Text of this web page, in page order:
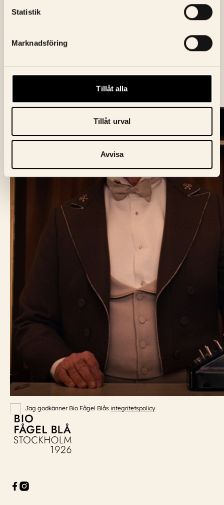
Statistik
Marknadsföring
Tillåt alla
Tillåt urval
Avvisa
BIO FÅGEL BLÅ
Skeppargatan 60,
114 49 Stockholm
biljett@biofagelbla.se
Allmänt:
mail@biofagelbla.se
Event:
event@biofagelbla.se
ÖPPETTIDER
Biografen öppnar 30 min innan dagens första visning.
NYHETSBREV
E-Postaddress
Skicka
Jag godkänner Bio Fågel Blås integritetspolicy
Bio Fågel Blå
Facebook
Instagram